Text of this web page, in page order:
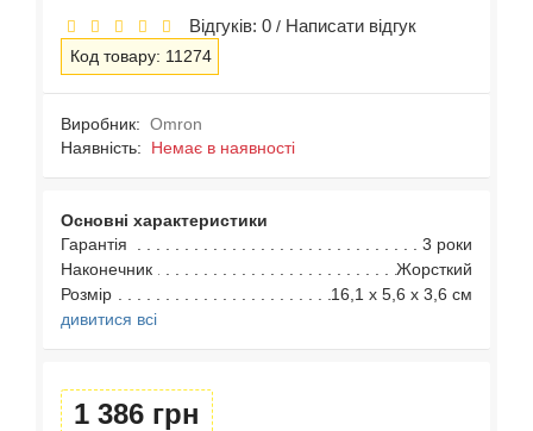
Відгуків: 0 / Написати відгук
Код товару: 11274
Виробник: Omron
Наявність: Немає в наявності
Основні характеристики
Гарантія
3 роки
Наконечник
Жорсткий
Розмір
16,1 х 5,6 х 3,6 см
дивитися всі
1 386 грн